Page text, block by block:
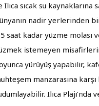
Ilıca sıcak su kaynaklarına
nadir yerlerinden
saat kadar yüzme molası
istemeyen
yürüyüş yapabilir,
manzarasına
Ilıca Plajı’nda